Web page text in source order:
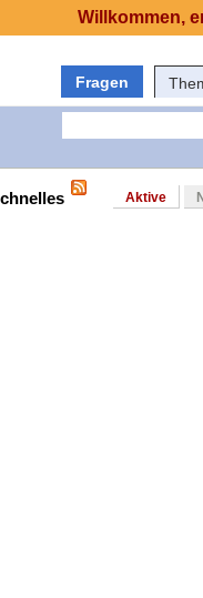
Fragen
Aktive
Willkommen,